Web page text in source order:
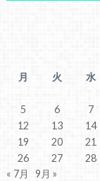
月
火 水
5
6 7
12
13 14
19
20 21
26
27 28
« 7月
9月 »